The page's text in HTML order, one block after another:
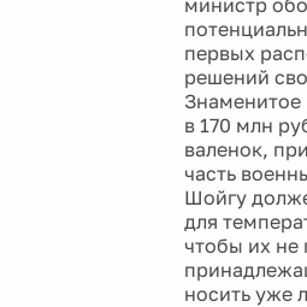
первых
решений
в 170 млн
валенок,
часть
Шойгу
для
чтобы их
носить уже